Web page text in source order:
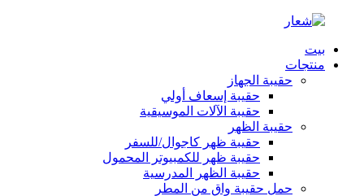
بيت
منتجات
حقيبة الجهاز
حقيبة إسعاف أولي
حقيبة الآلات الموسيقية
حقيبة الظهر
حقيبة ظهر كاجوال/للسفر
حقيبة ظهر للكمبيوتر المحمول
حقيبة الظهر المدرسية
حمل حقيبة واق من المطر